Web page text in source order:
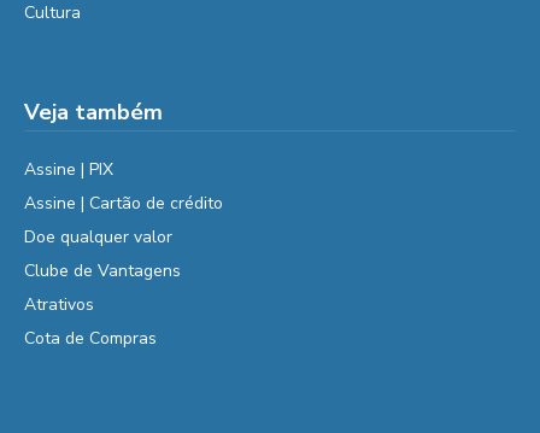
Cultura
Veja também
Assine | PIX
Assine | Cartão de crédito
Doe qualquer valor
Clube de Vantagens
Atrativos
Cota de Compras